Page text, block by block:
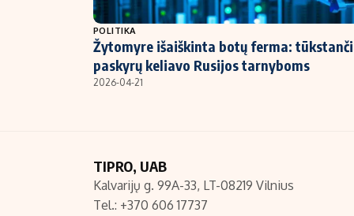
NT ir statybos
POLITIKA
Žytomyre išaiškinta botų ferma:
paskyrų keliavo Rusijos tarnyboms
2026-04-21
TIPRO, UAB
Kalvarijų g. 99A-33, LT-08219 Vilnius
Tel.: +370 606 17737